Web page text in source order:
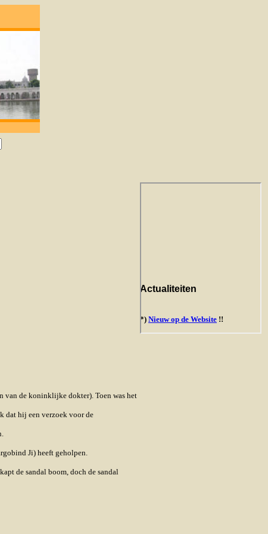
die lief heeft zal God verkrijgen. -
van de koninklijke dokter). Toen was het
dat hij een verzoek voor de
Ji) heeft geholpen.
de sandal boom, doch de sandal